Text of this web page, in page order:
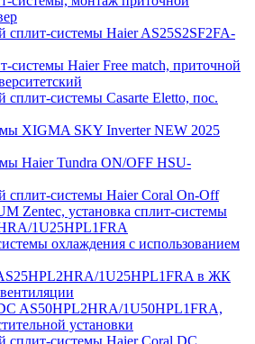
сплит-системы Haier AS25S2SF2FA-
системы Haier Free match, приточной
сплит-системы Casarte Eletto, пос.
XIGMA SKY Inverter NEW 2025
Haier Tundra ON/OFF HSU-
сплит-системы Haier Coral On-Off
Zentec, установка сплит-системы
1U25HPL1FRA
охлаждения с использованием
1U25HPL1FRA в ЖК
AS50HPL2HRA/1U50HPL1FRA,
установки
сплит-системы Haier Coral DC